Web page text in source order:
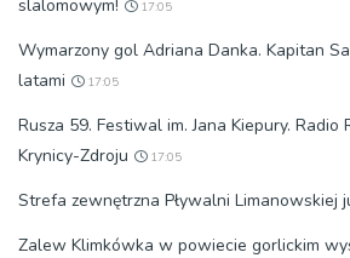
slalomowym!
17:05
Wymarzony gol Adriana Danka. Kapitan
latami
17:05
Rusza 59. Festiwal im. Jana Kiepury. Radio
Krynicy-Zdroju
17:05
Strefa zewnętrzna Pływalni Limanowskiej
Zalew Klimkówka w powiecie gorlickim